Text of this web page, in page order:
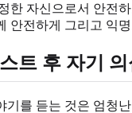
한 자신으로서 안전
안전하게 그리고 익
트 후 자기 의
를 듣는 것은 엄청